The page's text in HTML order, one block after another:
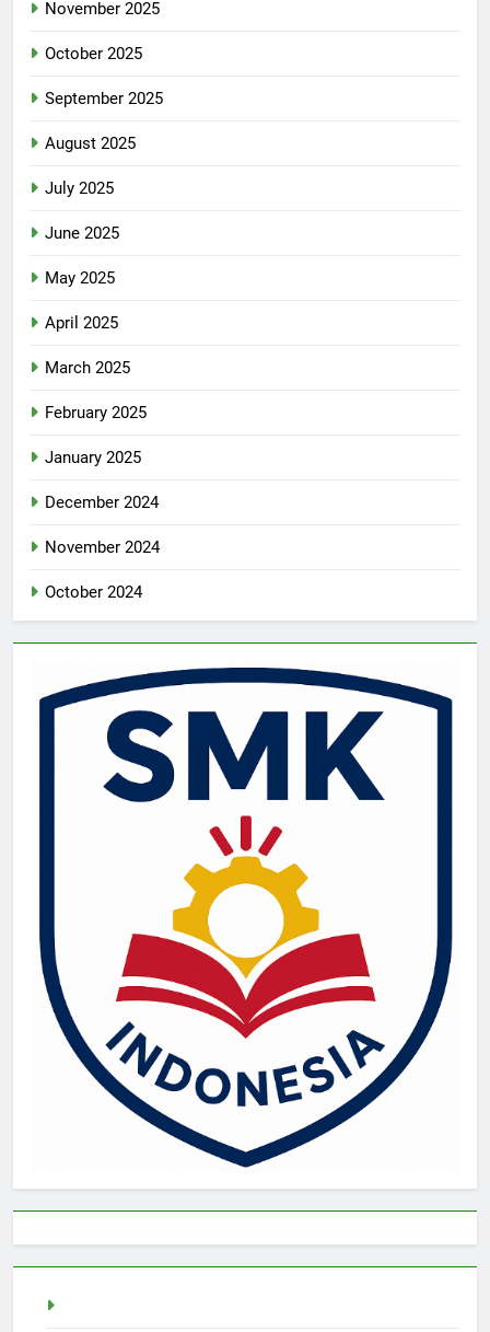
November 2025
October 2025
September 2025
August 2025
July 2025
June 2025
May 2025
April 2025
March 2025
February 2025
January 2025
December 2024
November 2024
October 2024